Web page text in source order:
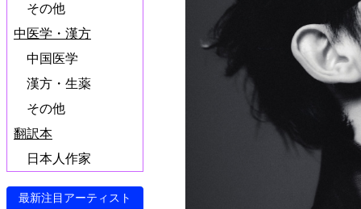
その他
中医学・漢方
中国医学
漢方・生薬
その他
翻訳本
日本人作家
最新注目アーティスト